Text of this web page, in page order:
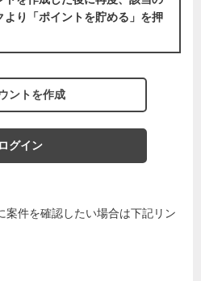
り「ポイントを貯める」を押
ントを作成
ログイン
案件を確認したい場合は下記リン